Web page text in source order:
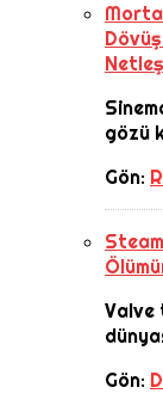
gözü
Gön:
Valve
Gön: